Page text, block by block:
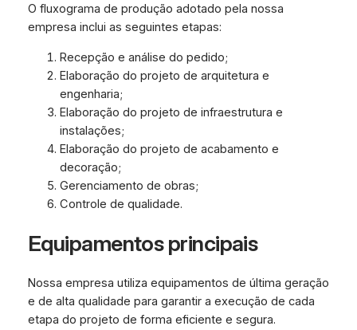
O fluxograma de produção adotado pela nossa
empresa inclui as seguintes etapas:
Recepção e análise do pedido;
Elaboração do projeto de arquitetura e
engenharia;
Elaboração do projeto de infraestrutura e
instalações;
Elaboração do projeto de acabamento e
decoração;
Gerenciamento de obras;
Controle de qualidade.
Equipamentos principais
Nossa empresa utiliza equipamentos de última geração
e de alta qualidade para garantir a execução de cada
etapa do projeto de forma eficiente e segura.